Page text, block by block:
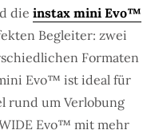
die instax mini Evo™
Begleiter: zwei
Formaten
Evo™ ist ideal für
rund um Verlobung
Evo™ mit mehr